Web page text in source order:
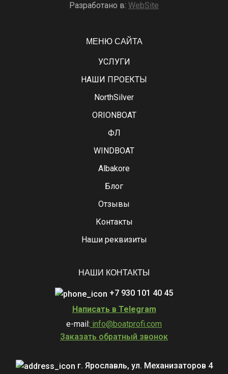
Разработано в: WebSite
МЕНЮ САЙТА
УСЛУГИ
НАШИ ПРОЕКТЫ
NorthSilver
ORIONBOAT
ФЛ
WINDBOAT
Albakore
Блог
Отзывы
Контакты
Наши реквизиты
НАШИ КОНТАКТЫ
+7 930 101 40 45
Написать в Telegram
e-mail: info@boatprofi.com
Заказать обратный звонок
г. Ярославль, ул. Механизаторов 4